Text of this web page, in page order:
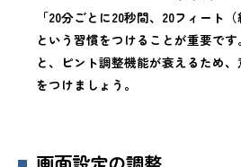
「20分ごとに20秒間、20フィート
という習慣をつけることが重要で
と、ピント調整機能が衰えるため
をつけましょう。